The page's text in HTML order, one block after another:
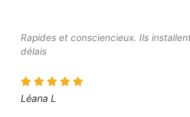
Rapides et consciencieux. Ils
délais
Léana L